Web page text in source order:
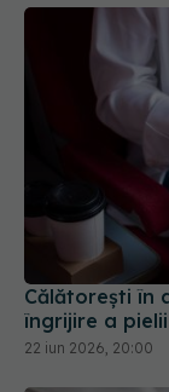
Călătorești
îngrijire a
22 iun 2026, 20:00